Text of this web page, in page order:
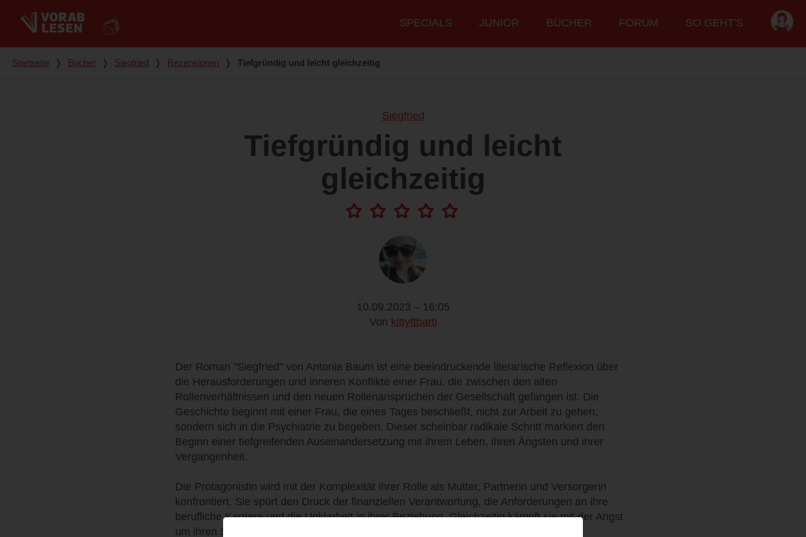
Hauptmenü
SPECIALS JUNIOR BÜCHER FORUM SO GEHT'S
Du bist hier
Startseite ❭ Bücher ❭ Siegfried ❭ Rezensionen ❭ Tiefgründig und leicht gleichzeitig
Siegfried
Tiefgründig und leicht
gleichzeitig
10.09.2023 – 16:05
Von kittyftbarti
Der Roman "Siegfried" von Antonia Baum ist eine beeindruckende literarische Reflexion über
die Herausforderungen und inneren Konflikte einer Frau, die zwischen den alten
Rollenverhältnissen und den neuen Rollenansprüchen der Gesellschaft gefangen ist. Die
Geschichte beginnt mit einer Frau, die eines Tages beschließt, nicht zur Arbeit zu gehen,
sondern sich in die Psychiatrie zu begeben. Dieser scheinbar radikale Schritt markiert den
Beginn einer tiefgreifenden Auseinandersetzung mit ihrem Leben, ihren Ängsten und ihrer
Vergangenheit.
Die Protagonistin wird mit der Komplexität ihrer Rolle als Mutter, Partnerin und Versorgerin
konfrontiert. Sie spürt den Druck der finanziellen Verantwortung, die Anforderungen an ihre
berufliche Karriere und die Unklarheit in ihrer Beziehung. Gleichzeitig kämpft sie mit der Angst
um ihren Stiefvater, der früher eine Struktur in ihrem Leben geschaffen hat, die nun